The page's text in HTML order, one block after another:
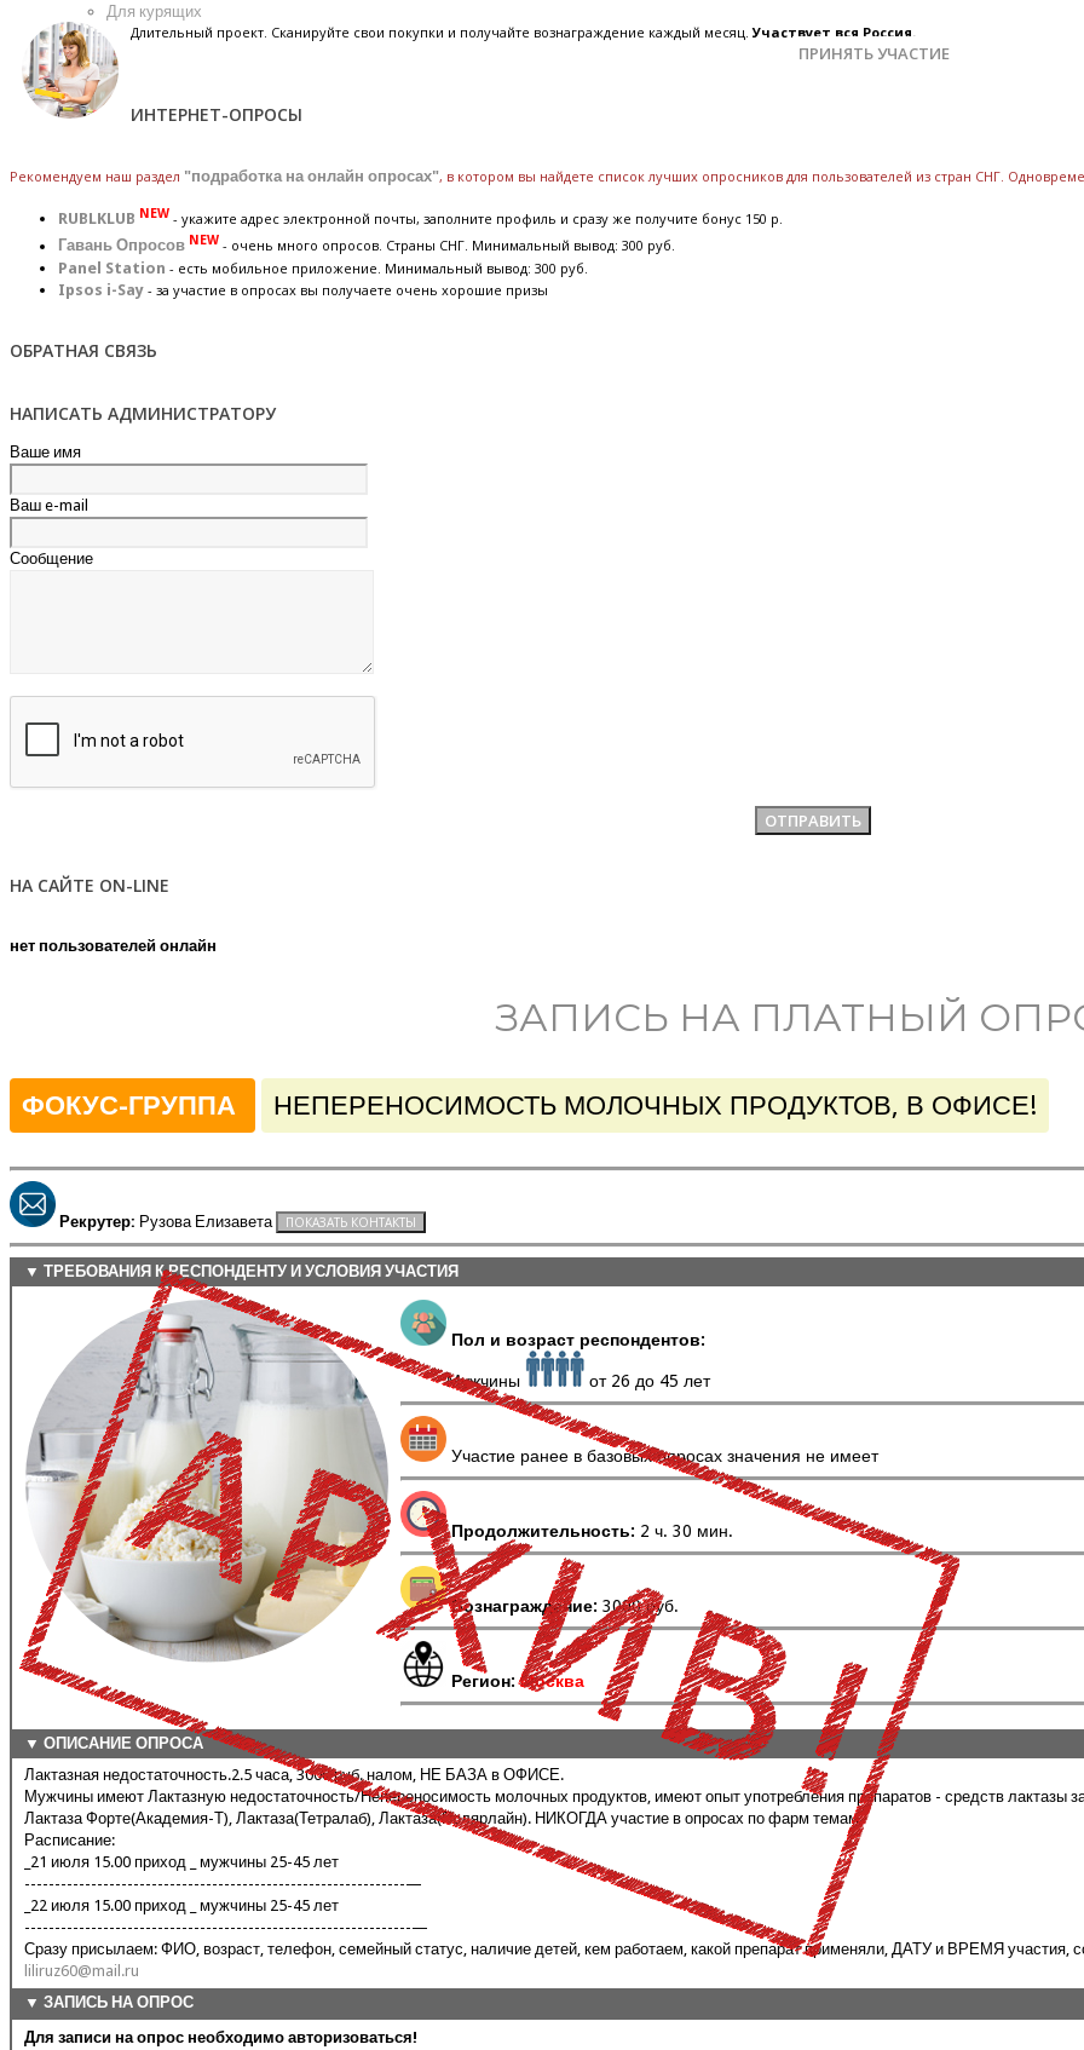
Для курящих
Длительный проект. Сканируйте свои покупки и получайте вознаграждение каждый месяц.Участвует вся Россия.
ПРИНЯТЬ УЧАСТИЕ
ИНТЕРНЕТ-ОПРОСЫ
Рекомендуем наш раздел "подработка на онлайн опросах", в котором вы найдете список лучших опросников для пользователей из стран СНГ.
RUBLKLUB NEW - укажите адрес электронной почты, заполните профиль и сразу же получите бонус 150 р.
Гавань Опросов NEW - очень много опросов. Страны СНГ. Минимальный вывод: 300 руб.
Panel Station - есть мобильное приложение. Минимальный вывод: 300 руб.
Ipsos i-Say - за участие в опросах вы получаете очень хорошие призы
ОБРАТНАЯ СВЯЗЬ
НАПИСАТЬ АДМИНИСТРАТОРУ
Ваше имя
Ваш e-mail
Сообщение
НА САЙТЕ ON-LINE
нет пользователей онлайн
ЗАПИСЬ НА ПЛАТНЫЙ
ФОКУС-ГРУППА НЕПЕРЕНОСИМОСТЬ МОЛОЧНЫХ ПРОДУКТОВ, В ОФИСЕ!
Рекрутер: Рузова Елизавета
▼ ТРЕБОВАНИЯ К РЕСПОНДЕНТУ И УСЛОВИЯ УЧАСТИЯ
Пол и возраст респондентов:
Мужчины от 26 до 45 лет
Участие ранее в базовых опросах значения не имеет
Продолжительность: 2 ч. 30 мин.
Вознаграждение: 3000 руб.
Регион:Москва
▼ ОПИСАНИЕ ОПРОСА
Лактазная недостаточность.2.5 часа, 3000 руб. налом, НЕ БАЗА в ОФИСЕ.
Мужчины имеют Лактазную недостаточность/Непереносимость молочных продуктов, имеют опыт употребления препаратов - средств лактазы
Лактаза Форте(Академия-Т), Лактаза(Тетралаб), Лактаза(Полярлайн). НИКОГДА участие в опросах по фарм темам.
Расписание:
_21 июля 15.00 приход _ мужчины 25-45 лет
---------------------------------------------------------------—
_22 июля 15.00 приход _ мужчины 25-45 лет
----------------------------------------------------------------—
Сразу присылаем: ФИО, возраст, телефон, семейный статус, наличие детей, кем работаем, какой препарат применяли, ДАТУ и ВРЕМЯ участия,
liliruz60@mail.ru
▼ ЗАПИСЬ НА ОПРОС
Для записи на опрос необходимо авторизоваться!